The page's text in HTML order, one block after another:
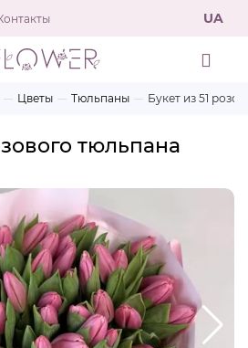
UA
Цветы Тюльпаны Букет из 51
тюльпана